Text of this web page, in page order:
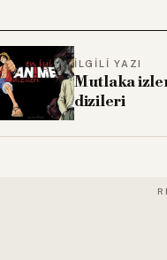
İLGILI YAZI
Mutlaka
dizileri